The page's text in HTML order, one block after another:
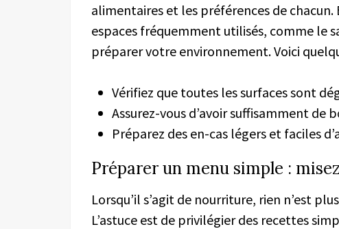
alimentaires et les préférences de
espaces fréquemment utilisés, comme le
préparer votre environnement. Voici
Vérifiez que toutes les surfaces sont
Assurez-vous d’avoir suffisamment de
Préparez des en-cas légers et faciles
Préparer un menu simple :
Lorsqu’il s’agit de nourriture, rien n’est
L’astuce est de privilégier des recettes